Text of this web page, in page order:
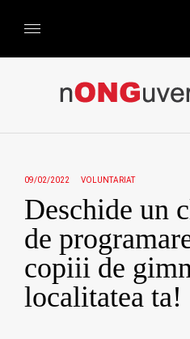
09/02/2022 VOLUNTARIAT
Deschide un
de
copiii de
localitatea ta!